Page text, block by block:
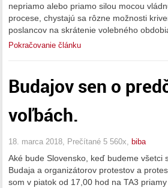
nepriamo alebo priamo silou mocou
procese, chystajú sa rôzne možnosti
poslancov na skrátenie volebného
Pokračovanie článku
Budajov sen o
voľbách.
18. marca 2018, Prečítané 5 560x, biba
Aké bude Slovensko, keď budeme všetci
Budaja a organizátorov protestov a
som v piatok od 17,00 hod na TA3